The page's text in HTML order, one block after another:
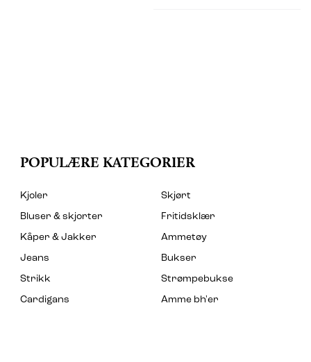
POPULÆRE KATEGORIER
Kjoler
Skjørt
Bluser & skjorter
Fritidsklær
Kåper & Jakker
Ammetøy
Jeans
Bukser
Strikk
Strømpebukse
Cardigans
Amme bh'er